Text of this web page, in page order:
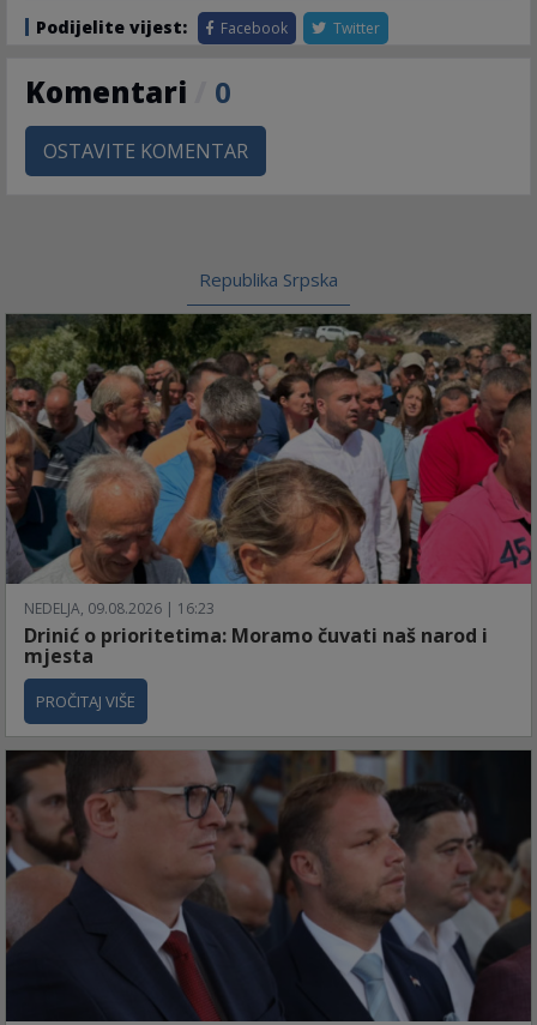
Podijelite vijest: Facebook Twitter
Komentari 0
OSTAVITE KOMENTAR
Republika Srpska
NEDELJA, 09.08.2026 | 16:23
Drinić o prioritetima: Moramo čuvati naš narod i
mjesta
PROČITAJ VIŠE